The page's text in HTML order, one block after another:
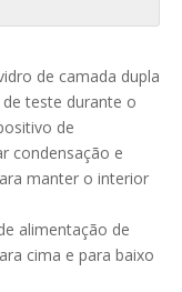
de camada dupla
teste durante o
de
condensação e
manter o interior
alimentação de
cima e para baixo